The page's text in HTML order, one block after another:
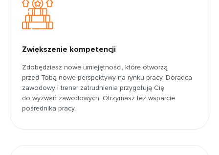
Zwiększenie kompetencji
Zdobędziesz nowe umiejętności, które otworzą
przed Tobą nowe perspektywy na rynku pracy. Doradca
zawodowy i trener zatrudnienia przygotują Cię
do wyzwań zawodowych. Otrzymasz też wsparcie
pośrednika pracy.